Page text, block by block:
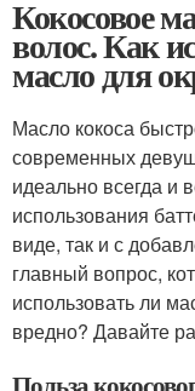
Кокосовое
волос. Как
масло для
Масло кокоса
современных
идеально всегда и
использования
виде, так и с
главный вопрос,
использовать ли
вредно? Давайте